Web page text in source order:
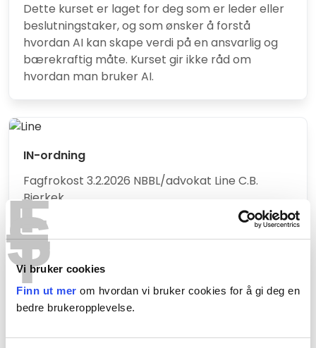
T
E
S
T
Vi bruker cookies
Finn ut mer om hvordan vi bruker cookies for å gi deg en
bedre brukeropplevelse.
Dette kurset er laget for deg som er leder eller
beslutningstaker, og som ønsker å forstå
hvordan AI kan skape verdi på en ansvarlig og
bærekraftig måte. Kurset gir ikke råd om
hvordan man bruker AI.
IN-ordning
Fagfrokost 3.2.2026 NBBL/advokat Line C.B.
Bjerkek
Slik lager du møter som skaper verdi og gir
energi